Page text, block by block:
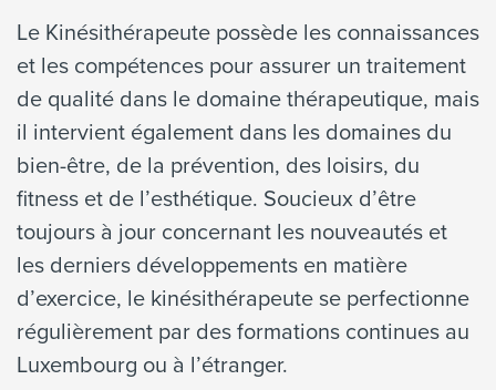
Le Kinésithérapeute possède les connaissances
et les compétences pour assurer un traitement
de qualité dans le domaine thérapeutique, mais
il intervient également dans les domaines du
bien-être, de la prévention, des loisirs, du
fitness et de l’esthétique. Soucieux d’être
toujours à jour concernant les nouveautés et
les derniers développements en matière
d’exercice, le kinésithérapeute se perfectionne
régulièrement par des formations continues au
Luxembourg ou à l’étranger.